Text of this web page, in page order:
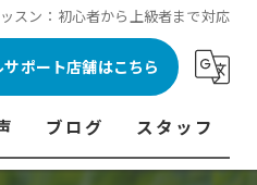
スン：初心者から上級者まで対応
サポート店舗はこちら
ブログ スタッフ